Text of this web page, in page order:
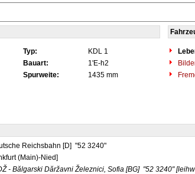
Typ: KDL 1
Bauart: 1'E-h2
Spurweite: 1435 mm
Reichsbahn [D] "52 3240"
(Main)-Nied]
- Bălgarski Dăržavni Železnici, Sofia [BG] "52 3240"